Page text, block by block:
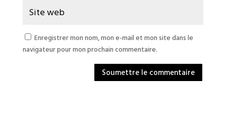
Enregistrer mon nom, mon e-mail et mon site dans le
navigateur pour mon prochain commentaire.
Soumettre le commentaire